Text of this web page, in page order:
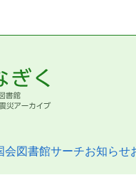
会図書館サーチお知らせ